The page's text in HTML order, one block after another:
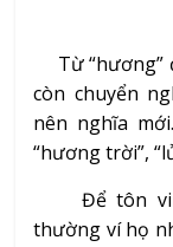
Từ “hương”
còn chuyển
nên nghĩa
“hương trời”,
Để tôn vinh
thường ví họ